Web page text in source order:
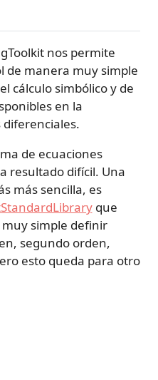
nos permite
de manera muy simple
cálculo simbólico y de
en la
diferenciales.
de ecuaciones
resultado difícil. Una
más sencilla, es
que
simple definir
segundo orden,
esto queda para otro